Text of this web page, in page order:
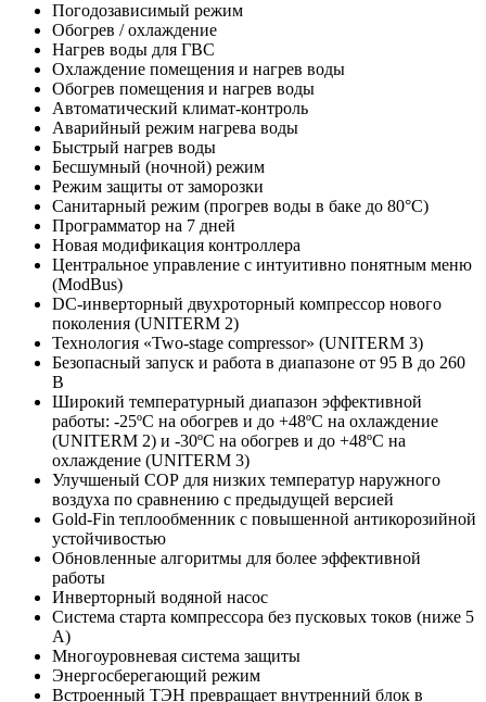
Погодозависимый режим
Обогрев / охлаждение
Нагрев воды для ГВС
Охлаждение помещения и нагрев воды
Обогрев помещения и нагрев воды
Автоматический климат-контроль
Аварийный режим нагрева воды
Быстрый нагрев воды
Бесшумный (ночной) режим
Режим защиты от заморозки
Санитарный режим (прогрев воды в баке до 80°С)
Программатор на 7 дней
Новая модификация контроллера
Центральное управление с интуитивно понятным меню
(ModBus)
DC-инверторный двухроторный компрессор нового
поколения (UNITERM 2)
Технология «Two-stage compressor» (UNITERM 3)
Безопасный запуск и работа в диапазоне от 95 В до 260
В
Широкий температурный диапазон эффективной
работы: -25ºС на обогрев и до +48ºС на охлаждение
(UNITERM 2) и -30ºС на обогрев и до +48ºС на
охлаждение (UNITERM 3)
Улучшеный СОР для низких температур наружного
воздуха по сравнению с предыдущей версией
Gold-Fin теплообменник с повышенной антикорозийной
устойчивостью
Обновленные алгоритмы для более эффективной
работы
Инверторный водяной насос
Система старта компрессора без пусковых токов (ниже 5
А)
Многоуровневая система защиты
Энергосберегающий режим
Встроенный ТЭН превращает внутренний блок в